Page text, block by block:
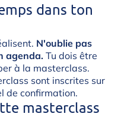
dans ton
N'oublie pas
agenda. Tu dois être
à la masterclass.
sont inscrites sur
de confirmation.
masterclass